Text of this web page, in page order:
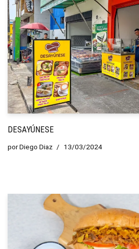
DESAYÚNESE
porDiego Diaz 13/03/2024